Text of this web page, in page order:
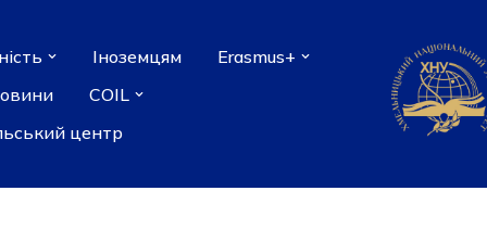
Іноземцям
Erasmus+
COIL
центр